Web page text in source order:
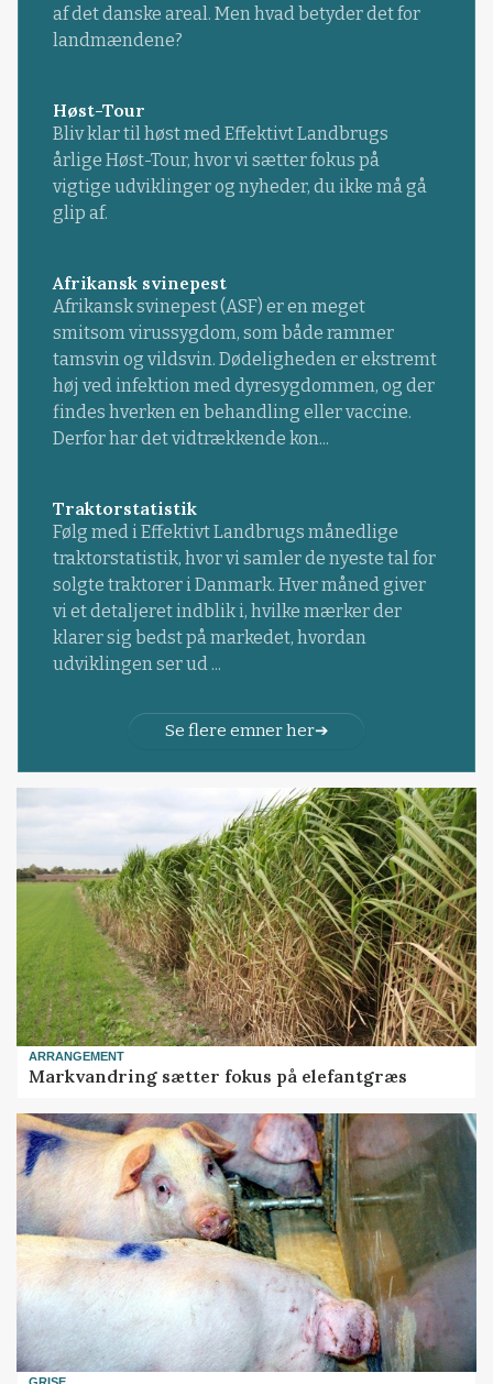
af det danske areal. Men hvad betyder det for
landmændene?
Høst-Tour
Bliv klar til høst med Effektivt Landbrugs
årlige Høst-Tour, hvor vi sætter fokus på
vigtige udviklinger og nyheder, du ikke må gå
glip af.
Afrikansk svinepest
Afrikansk svinepest (ASF) er en meget
smitsom virussygdom, som både rammer
tamsvin og vildsvin. Dødeligheden er ekstremt
høj ved infektion med dyresygdommen, og der
findes hverken en behandling eller vaccine.
Derfor har det vidtrækkende kon...
Traktorstatistik
Følg med i Effektivt Landbrugs månedlige
traktorstatistik, hvor vi samler de nyeste tal for
solgte traktorer i Danmark. Hver måned giver
vi et detaljeret indblik i, hvilke mærker der
klarer sig bedst på markedet, hvordan
udviklingen ser ud ...
Se flere emner her
ARRANGEMENT
Markvandring sætter fokus på elefantgræs